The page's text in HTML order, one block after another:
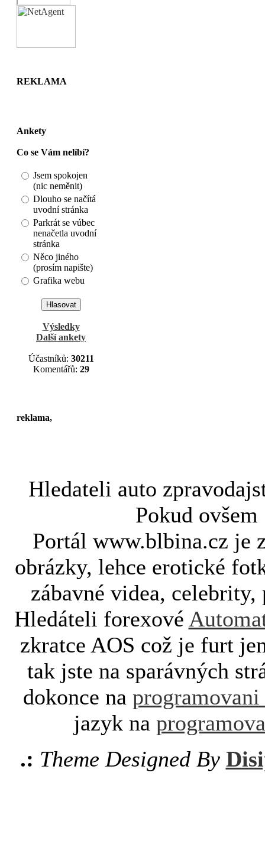
REKLAMA
Ankety
Co se Vám nelíbí?
Jsem spokojen
(nic neměnit)
Dlouho se načítá
uvodní stránka
Parkrát se vúbec
nenačetla uvodní
stránka
Něco jiného
(prosím napište)
Grafika webu
Výsledky
Další ankety
Účastníků: 30211
Komentářů: 29
reklama,
Hledateli auto
Pokud
Portál www.blbina.cz je
obrázky, lehce erotické
zábavné videa,
Hledáteli forexové
zkratce AOS což je furt
tak jste na sparávných
dokonce na programovani
jazyk na
.: Theme Designed By